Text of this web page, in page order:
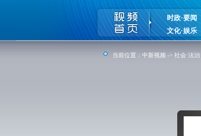
时政·要闻
文化·娱乐
当前位置： 中新视频 -> 社会·法治